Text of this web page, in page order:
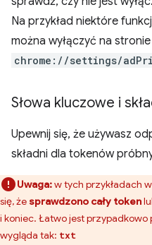
Na przykład niektóre
można wyłączyć na stronie
chrome://settings/
Słowa kluczowe i
Upewnij się, że używasz
składni dla tokenów
Uwaga:w tych przykładach
się, żesprawdzono cały token
i koniec. Łatwo jest przypadkowo
wygląda tak: txt